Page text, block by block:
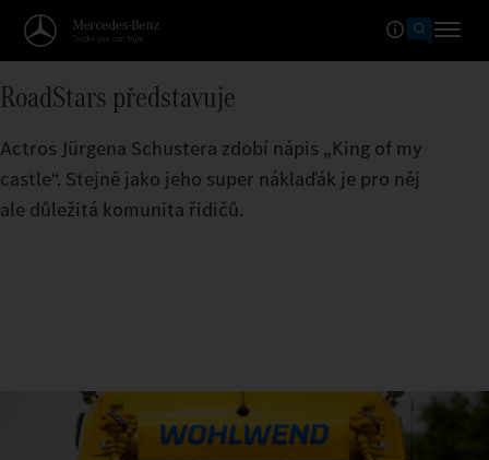
RoadStars představuje
Actros Jürgena Schustera zdobí nápis „King of my
castle“. Stejně jako jeho super náklaďák je pro něj
ale důležitá komunita řidičů.